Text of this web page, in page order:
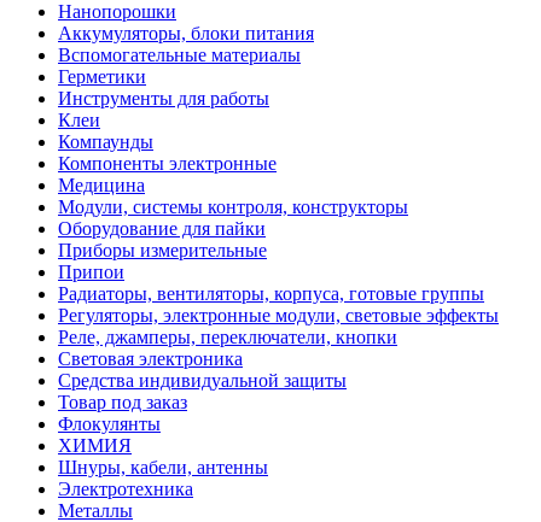
Нанопорошки
Аккумуляторы, блоки питания
Вспомогательные материалы
Герметики
Инструменты для работы
Клеи
Компаунды
Компоненты электронные
Медицина
Модули, системы контроля, конструкторы
Оборудование для пайки
Приборы измерительные
Припои
Радиаторы, вентиляторы, корпуса, готовые группы
Регуляторы, электронные модули, световые эффекты
Реле, джамперы, переключатели, кнопки
Световая электроника
Средства индивидуальной защиты
Товар под заказ
Флокулянты
ХИМИЯ
Шнуры, кабели, антенны
Электротехника
Металлы